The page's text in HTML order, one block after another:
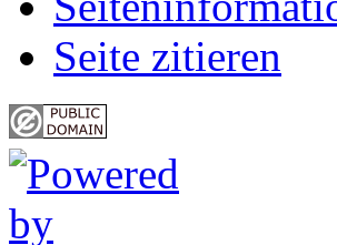
Seite zitieren